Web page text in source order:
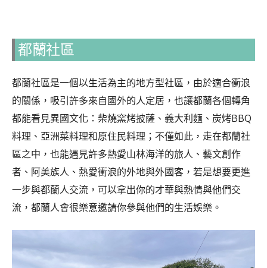
都蘭社區
都蘭社區是一個以生活為主的地方型社區，由於適合衝浪
的關係，吸引許多來自國外的人定居，也讓都蘭各個轉角
都能看見異國文化：柴燒窯烤披薩、義大利麵、炭烤BBQ
料理、亞洲菜料理和原住民料理；不僅如此，走在都蘭社
區之中，也能遇見許多熱愛山林海洋的旅人、藝文創作
者、阿美族人、熱愛衝浪的外地與外國客，若是想要更進
一步與都蘭人交流，可以拿出你的才華與熱情與他們交
流，都蘭人會很樂意邀請你參與他們的生活娛樂。